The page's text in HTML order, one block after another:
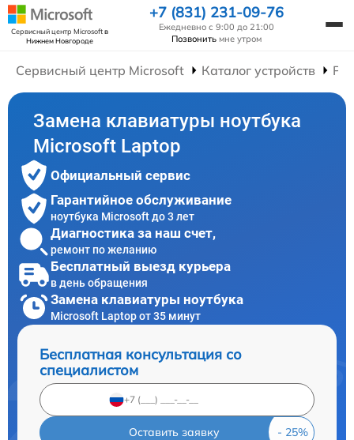
Сервисный центр Microsoftв
Нижнем Новгороде
+7 (831) 231-09-76
Ежедневно с 9:00 до 21:00
Позвонить мне утром
Сервисный центр Microsoft Каталог устройств
Замена клавиатуры ноутбука
Microsoft Laptop
Официальный сервис
Гарантийное обслуживание
ноутбука Microsoft до 3 лет
Диагностика за наш счет,
ремонт по желанию
Бесплатный выезд курьера
в день обращения
Замена клавиатуры ноутбука
Microsoft Laptop от 35 минут
Бесплатная консультация со
специалистом
Оставить заявку